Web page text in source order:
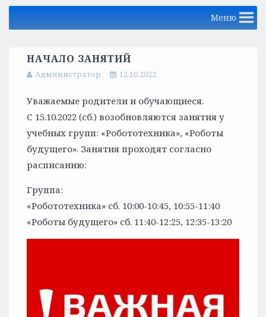
Меню
НАЧАЛО ЗАНЯТИЙ
Администратор 12.10.2022
Уважаемые родители и обучающиеся.
С 15.10.2022 (сб.) возобновляются занятия у
учебных групп: «Робототехника», «Роботы
будущего». Занятия проходят согласно
расписанию:
Группа:
«Робототехника» сб. 10:00-10:45, 10:55-11:40
«Роботы будущего» сб. 11:40-12:25, 12:35-13:20